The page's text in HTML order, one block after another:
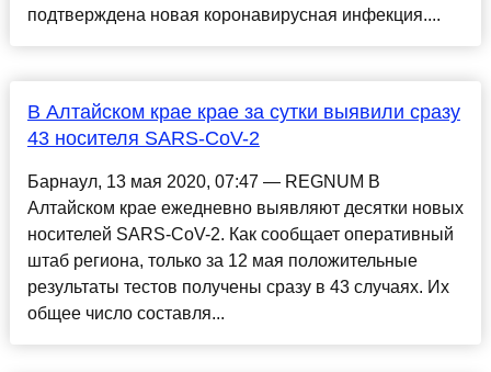
подтверждена новая коронавирусная инфекция....
В Алтайском крае крае за сутки выявили сразу
43 носителя SARS-CoV-2
Барнаул, 13 мая 2020, 07:47 — REGNUM В
Алтайском крае ежедневно выявляют десятки новых
носителей SARS-CoV-2. Как сообщает оперативный
штаб региона, только за 12 мая положительные
результаты тестов получены сразу в 43 случаях. Их
общее число составля...